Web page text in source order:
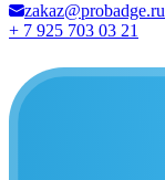
zakaz@probadge.ru
+ 7 925 703 03 21